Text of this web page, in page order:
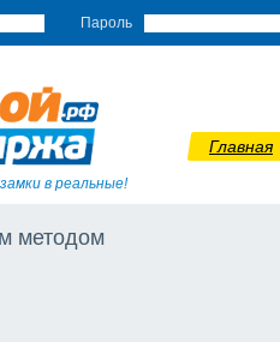
Пароль
в реальные!
Главная
методом